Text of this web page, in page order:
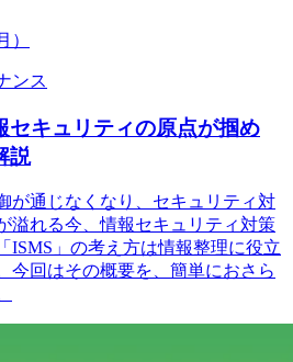
）
ンス
セキュリティの原点が掴め
説
が通じなくなり、セキュリティ対
溢れる今、情報セキュリティ対策
ISMS」の考え方は情報整理に役立
今回はその概要を、簡単におさら